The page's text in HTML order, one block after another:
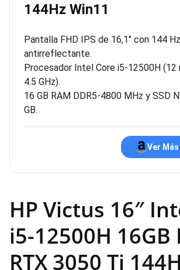
144Hz Win11
Pantalla FHD IPS de 16,1″ con 144
antirreflectante.
Procesador Intel Core i5-12500H (12
4.5 GHz).
16 GB RAM DDR5-4800 MHz y SSD
GB.
Ver
HP Victus 16″
i5-12500H 16GB
RTX 3050 Ti